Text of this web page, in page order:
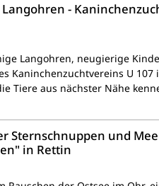
Langohren -
Langohren, neugierige
Kaninchenzuchtvereins U
Tiere aus nächster Nähe
Sternschnuppen und
in Rettin